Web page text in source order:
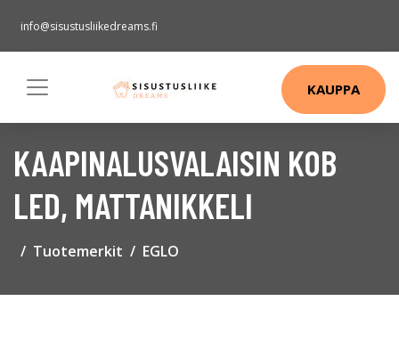
info@sisustusliikedreams.fi
KAUPPA
KAAPINALUSVALAISIN KOB
LED, MATTANIKKELI
Tuotemerkit EGLO